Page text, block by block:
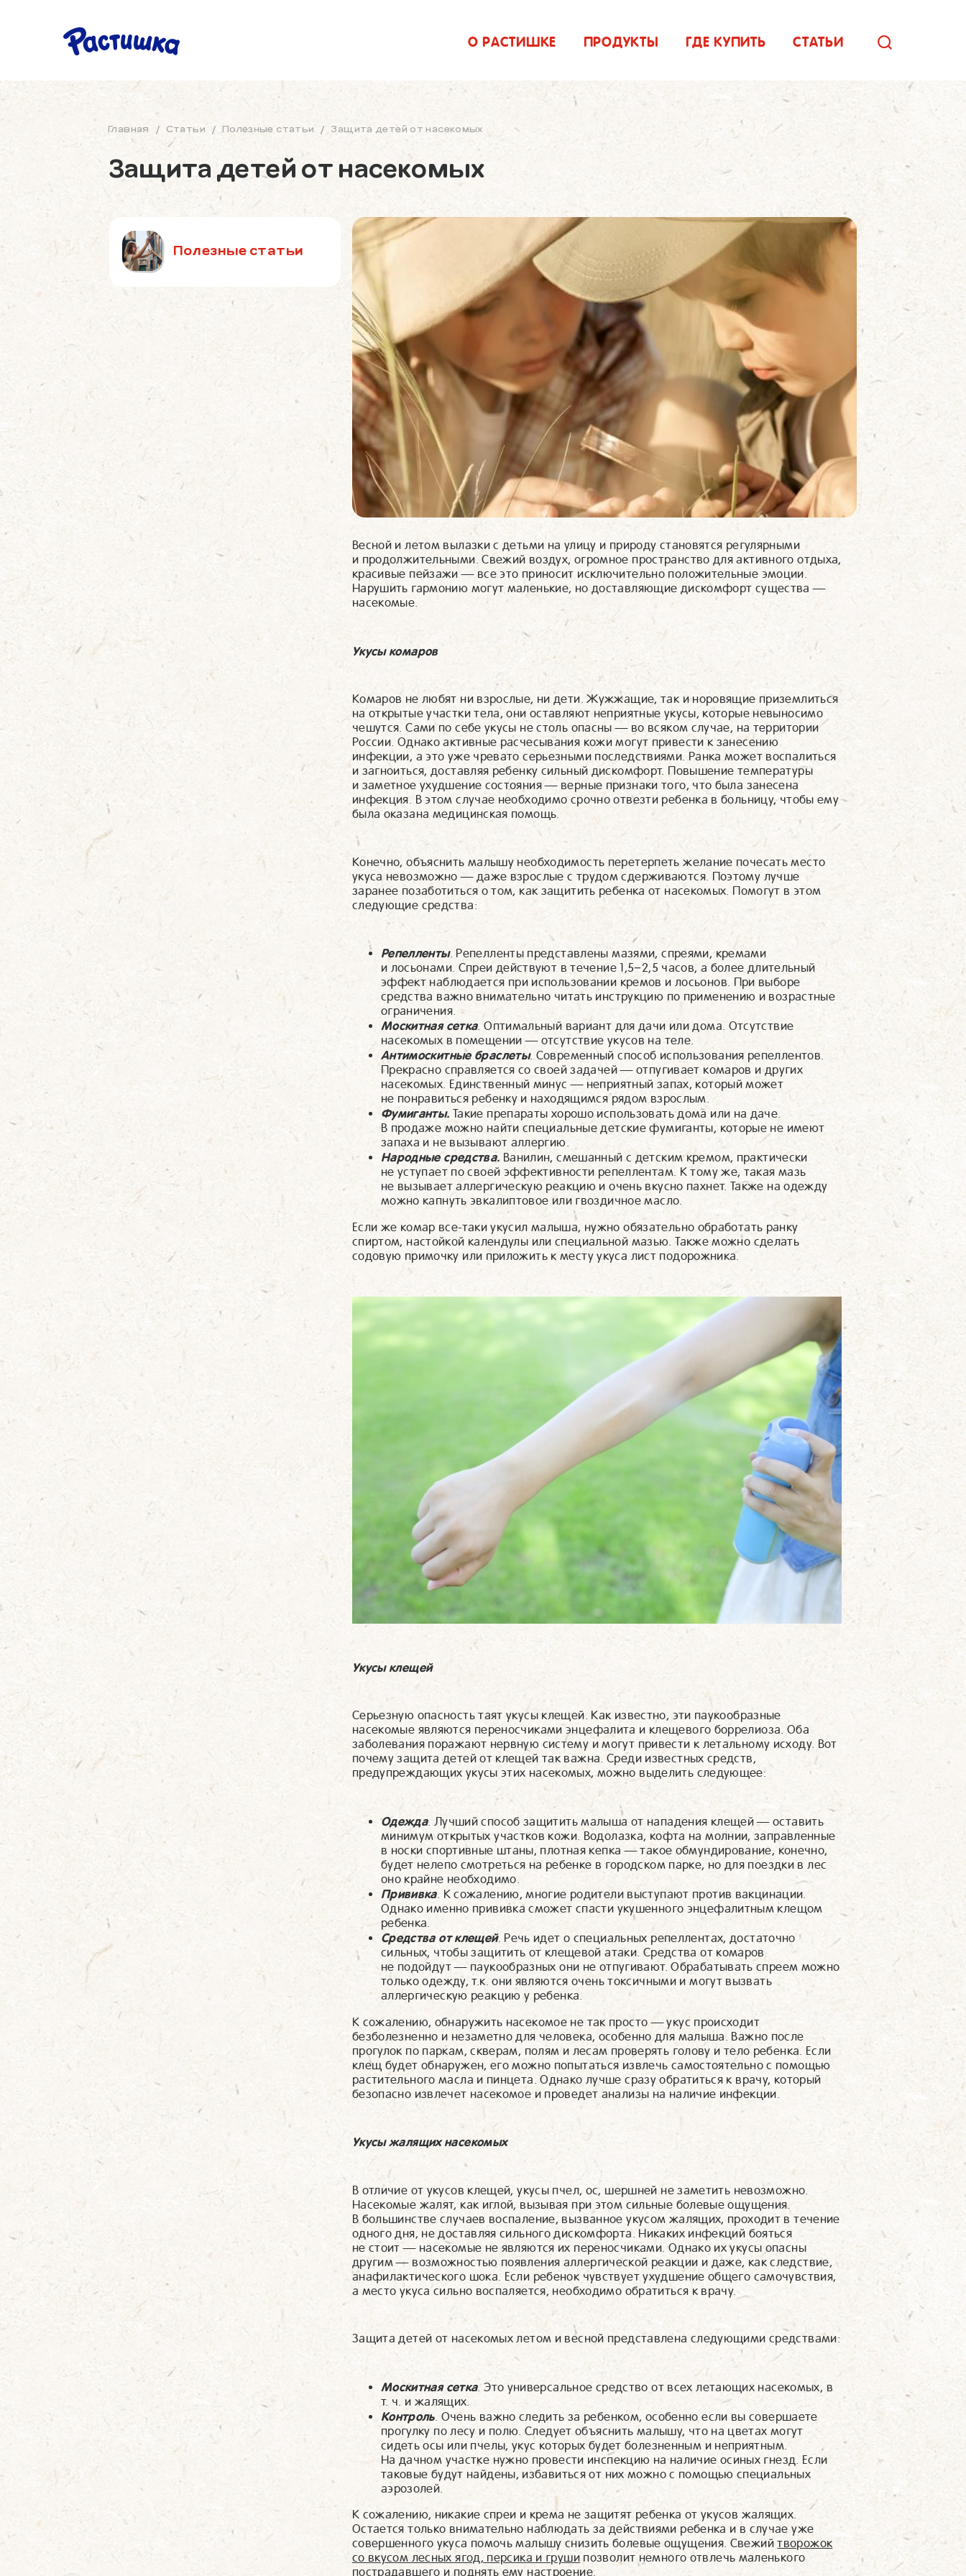
О РАСТИШКЕ ПРОДУКТЫ ГДЕ КУПИТЬ СТАТЬИ
Главная / Статьи / Полезные статьи / Защита детей от насекомых
Защита детей от насекомых
Полезные статьи
Весной и летом вылазки с детьми на улицу и природу становятся регулярными
и продолжительными. Свежий воздух, огромное пространство для активного отдыха,
красивые пейзажи — все это приносит исключительно положительные эмоции.
Нарушить гармонию могут маленькие, но доставляющие дискомфорт существа —
насекомые.
Укусы комаров
Комаров не любят ни взрослые, ни дети. Жужжащие, так и норовящие приземлиться
на открытые участки тела, они оставляют неприятные укусы, которые невыносимо
чешутся. Сами по себе укусы не столь опасны — во всяком случае, на территории
России. Однако активные расчесывания кожи могут привести к занесению
инфекции, а это уже чревато серьезными последствиями. Ранка может воспалиться
и загноиться, доставляя ребенку сильный дискомфорт. Повышение температуры
и заметное ухудшение состояния — верные признаки того, что была занесена
инфекция. В этом случае необходимо срочно отвезти ребенка в больницу, чтобы ему
была оказана медицинская помощь.
Конечно, объяснить малышу необходимость перетерпеть желание почесать место
укуса невозможно — даже взрослые с трудом сдерживаются. Поэтому лучше
заранее позаботиться о том, как защитить ребенка от насекомых. Помогут в этом
следующие средства:
Репелленты. Репелленты представлены мазями, спреями, кремами
и лосьонами. Спреи действуют в течение 1,5−2,5 часов, а более длительный
эффект наблюдается при использовании кремов и лосьонов. При выборе
средства важно внимательно читать инструкцию по применению и возрастные
ограничения.
Москитная сетка. Оптимальный вариант для дачи или дома. Отсутствие
насекомых в помещении — отсутствие укусов на теле.
Антимоскитные браслеты. Современный способ использования репеллентов.
Прекрасно справляется со своей задачей — отпугивает комаров и других
насекомых. Единственный минус — неприятный запах, который может
не понравиться ребенку и находящимся рядом взрослым.
Фумиганты. Такие препараты хорошо использовать дома или на даче.
В продаже можно найти специальные детские фумиганты, которые не имеют
запаха и не вызывают аллергию.
Народные средства. Ванилин, смешанный с детским кремом, практически
не уступает по своей эффективности репеллентам. К тому же, такая мазь
не вызывает аллергическую реакцию и очень вкусно пахнет. Также на одежду
можно капнуть эвкалиптовое или гвоздичное масло.
Если же комар все-таки укусил малыша, нужно обязательно обработать ранку
спиртом, настойкой календулы или специальной мазью. Также можно сделать
содовую примочку или приложить к месту укуса лист подорожника.
Укусы клещей
Серьезную опасность таят укусы клещей. Как известно, эти паукообразные
насекомые являются переносчиками энцефалита и клещевого боррелиоза. Оба
заболевания поражают нервную систему и могут привести к летальному исходу. Вот
почему защита детей от клещей так важна. Среди известных средств,
предупреждающих укусы этих насекомых, можно выделить следующее:
Одежда. Лучший способ защитить малыша от нападения клещей — оставить
минимум открытых участков кожи. Водолазка, кофта на молнии, заправленные
в носки спортивные штаны, плотная кепка — такое обмундирование, конечно,
будет нелепо смотреться на ребенке в городском парке, но для поездки в лес
оно крайне необходимо.
Прививка. К сожалению, многие родители выступают против вакцинации.
Однако именно прививка сможет спасти укушенного энцефалитным клещом
ребенка.
Средства от клещей. Речь идет о специальных репеллентах, достаточно
сильных, чтобы защитить от клещевой атаки. Средства от комаров
не подойдут — паукообразных они не отпугивают. Обрабатывать спреем можно
только одежду, т.к. они являются очень токсичными и могут вызвать
аллергическую реакцию у ребенка.
К сожалению, обнаружить насекомое не так просто — укус происходит
безболезненно и незаметно для человека, особенно для малыша. Важно после
прогулок по паркам, скверам, полям и лесам проверять голову и тело ребенка. Если
клещ будет обнаружен, его можно попытаться извлечь самостоятельно с помощью
растительного масла и пинцета. Однако лучше сразу обратиться к врачу, который
безопасно извлечет насекомое и проведет анализы на наличие инфекции.
Укусы жалящих насекомых
В отличие от укусов клещей, укусы пчел, ос, шершней не заметить невозможно.
Насекомые жалят, как иглой, вызывая при этом сильные болевые ощущения.
В большинстве случаев воспаление, вызванное укусом жалящих, проходит в течение
одного дня, не доставляя сильного дискомфорта. Никаких инфекций бояться
не стоит — насекомые не являются их переносчиками. Однако их укусы опасны
другим — возможностью появления аллергической реакции и даже, как следствие,
анафилактического шока. Если ребенок чувствует ухудшение общего самочувствия,
а место укуса сильно воспаляется, необходимо обратиться к врачу.
Защита детей от насекомых летом и весной представлена следующими средствами:
Москитная сетка. Это универсальное средство от всех летающих насекомых, в
т. ч. и жалящих.
Контроль. Очень важно следить за ребенком, особенно если вы совершаете
прогулку по лесу и полю. Следует объяснить малышу, что на цветах могут
сидеть осы или пчелы, укус которых будет болезненным и неприятным.
На дачном участке нужно провести инспекцию на наличие осиных гнезд. Если
таковые будут найдены, избавиться от них можно с помощью специальных
аэрозолей.
К сожалению, никакие спреи и крема не защитят ребенка от укусов жалящих.
Остается только внимательно наблюдать за действиями ребенка и в случае уже
совершенного укуса помочь малышу снизить болевые ощущения. Свежийтворожок
со вкусом лесных ягод, персика и грушипозволит немного отвлечь маленького
пострадавшего и поднять ему настроение.